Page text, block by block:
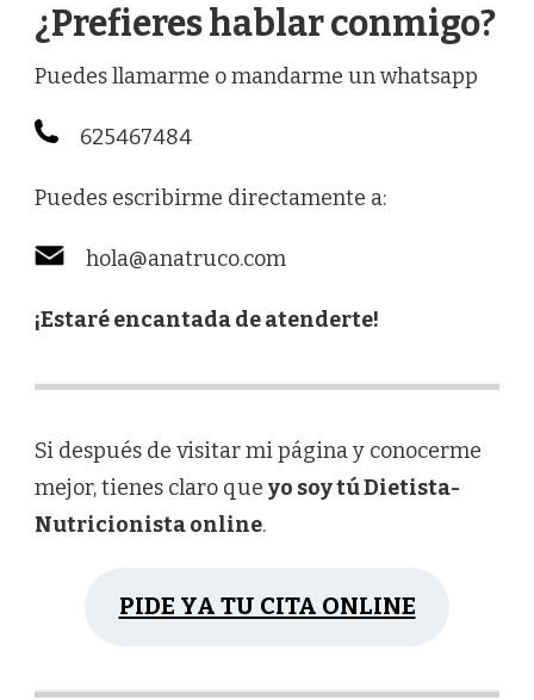
¿Prefieres hablar conmigo?
Puedes llamarme o mandarme un whatsapp
625467484
Puedes escribirme directamente a:
hola@anatruco.com
¡Estaré encantada de atenderte!
Si después de visitar mi página y conocerme
mejor, tienes claro que yo soy tú Dietista-
Nutricionista online.
PIDE YA TU CITA ONLINE